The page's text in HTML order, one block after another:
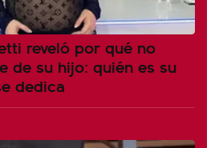
reveló por qué no
de su hijo: quién es su
dedica